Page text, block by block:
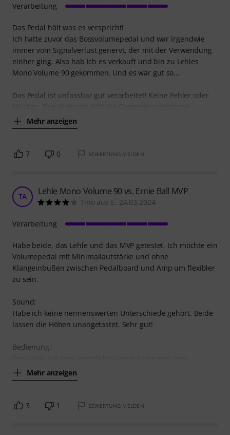
Das Pedal hält was es verspricht!
Ich hatte zuvor das Bossvolumepedal und war irgendwie
immer vom Signalverlust genervt, der mit der Verwendung
einher ging. Also hab ich es verkauft und bin zu Lehles
Mono Volume 90 gekommen. Und es war gut so...
Das Pedal ist unfassbar gut verarbeitet! Keine Fehler oder
Mehr anzeigen
Verarbeitung
7 0 BEWERTUNG MELDEN
TA Lehle Mono Volume 90 vs. Ernie Ball MVP
Tino aus E. 24.03.2024
Habe beide, das Lehle und das MVP getestet. Ich möchte ein
Volumepedal mit Minimallautstärke und ohne
Klangeinbußen zwischen Pedalboard und Amp um flexibler
zu sein.
Sound:
Habe ich keine nennenswerten Unterschiede gehört. Beide
lassen die Höhen unangetastet. Sehr gut!
Bedienung:
Mehr anzeigen
Verarbeitung
3 1 BEWERTUNG MELDEN